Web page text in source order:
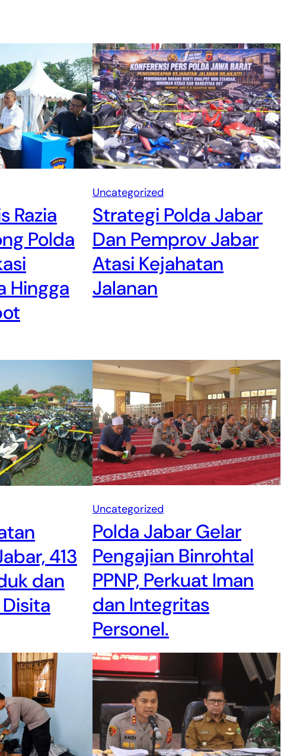
Razia
Polda
Hingga
Uncategorized
Strategi Polda Jabar
Dan Pemprov Jabar
Atasi Kejahatan
Jalanan
413
dan
Uncategorized
Polda Jabar Gelar
Pengajian Binrohtal
PPNP, Perkuat Iman
dan Integritas
Personel.